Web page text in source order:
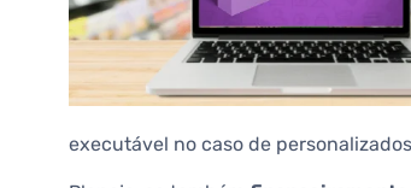
executável no caso de